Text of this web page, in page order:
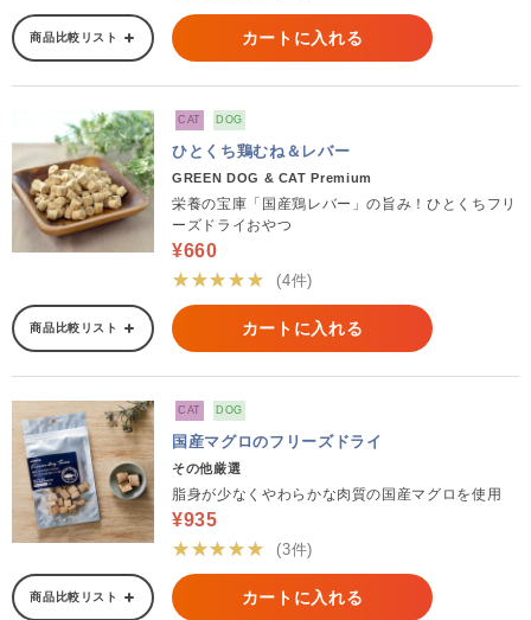
商品比較リスト カートに入れる
CAT DOG
ひとくち鶏むね＆レバー
GREEN DOG & CAT Premium
栄養の宝庫「国産鶏レバー」の旨み！ひとくちフリ
ーズドライおやつ
¥660
★★★★★
(4件)
商品比較リスト カートに入れる
CAT DOG
国産マグロのフリーズドライ
その他厳選
脂身が少なくやわらかな肉質の国産マグロを使用
¥935
★★★★★
(3件)
商品比較リスト カートに入れる